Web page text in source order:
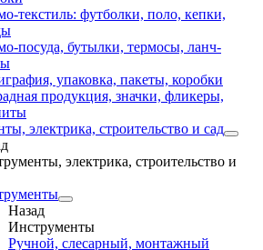
текстиль: футболки, поло, кепки,
посуда, бутылки, термосы, ланч-
упаковка, пакеты, коробки
продукция, значки, фликеры,
электрика, строительство и сад
электрика, строительство и
Назад
Инструменты
Ручной, слесарный, монтажный